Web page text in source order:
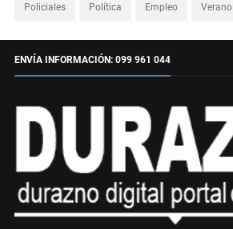
Policiales Política Empleo Verano
ENVÍA INFORMACIÓN: 099 961 044